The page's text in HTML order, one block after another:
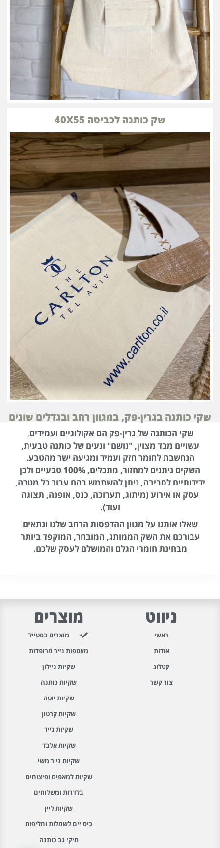
שק כותנה לכביסה 40X55
שקי כותנה בגרין-פק, במגוון רחב ובגדלים שונים
שקי הכותנה של גרין-פק הם אקולוגיים ועמידים,
עשויים מבד מצוין, "נושם" ונעים של כותנה טבעית,
הנחשבת לחומר חזק ועמיד ומגיעה ישר מהטבע.
השקים ניתנים למחזור, מתכלים, 100% טבעיים ולכן
ידידותיים לסביבה, ניתן להשתמש בהם עבור כל מטרה,
עסק או אירוע (מיתוג, תערוכה, כנס, אופנה, תצוגה
ועוד).
שאלו אותנו על מגוון ההדפסות הרחב שלנו ונתאים
עבורכם את השק הממותג, המובחר, המוקפד ביותר
מבחינת חומרי הגלם והמושלם לעסק שלכם.
ניווט
ראשי
אודות
קטלוג
צור קשר
מוצרים
מוצרים בסטייל
מעטפות נייר מרופדות
שקיות ניילון
שקיות כותנה
שקיות יוטה
שקיות קרטון
שקיות נייר
שקיות אלבד
שקיות נייר משי
שקיות למאפים ופיצוחים
בלדרות ומשלוחים
שקיות ליין
כיסויים לשמלות וחליפות
תיקי גב כותנה